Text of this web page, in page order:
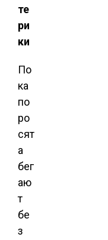
те
ри
ки
По
ка
по
ро
сят
а
бег
аю
т
бе
з